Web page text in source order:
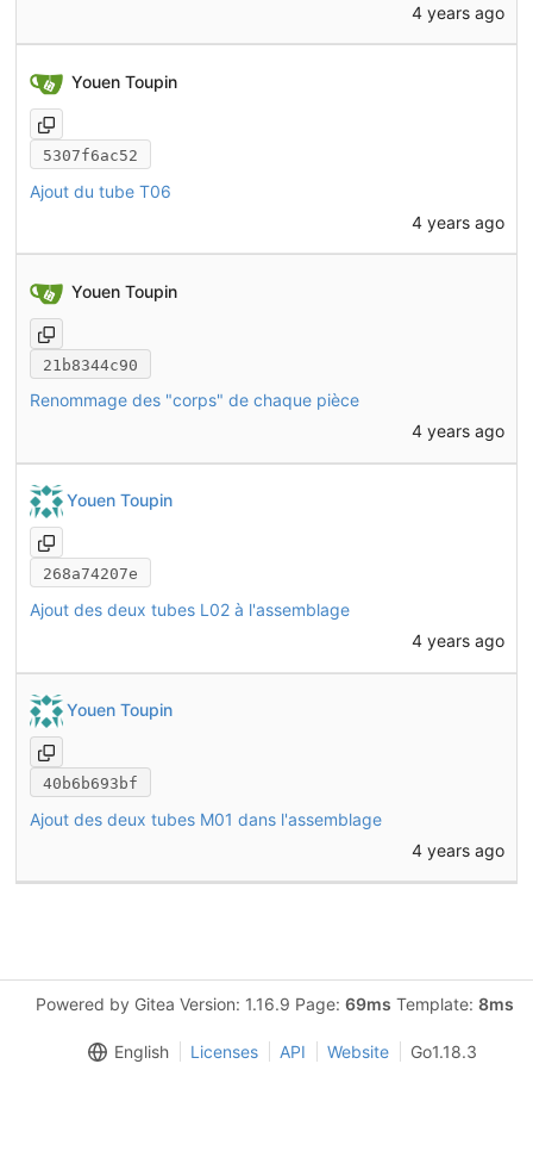
4 years ago
Youen Toupin
5307f6ac52
Ajout du tube T06
4 years ago
Youen Toupin
21b8344c90
Renommage des "corps" de chaque pièce
4 years ago
Youen Toupin
268a74207e
Ajout des deux tubes L02 à l'assemblage
4 years ago
Youen Toupin
40b6b693bf
Ajout des deux tubes M01 dans l'assemblage
4 years ago
Powered by Gitea Version: 1.16.9 Page: 69ms Template: 8ms
English Licenses API Website Go1.18.3